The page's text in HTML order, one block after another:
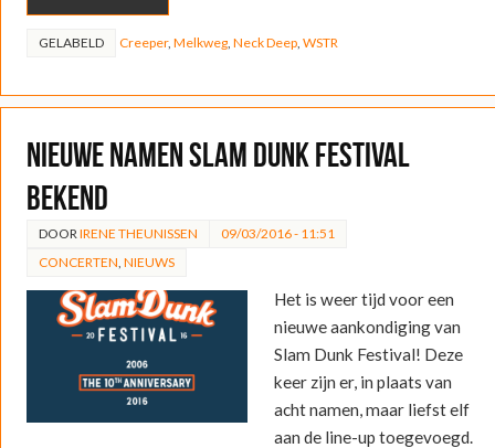
GELABELD Creeper, Melkweg, Neck Deep, WSTR
Nieuwe namen Slam Dunk Festival
bekend
DOOR IRENE THEUNISSEN
09/03/2016 - 11:51
CONCERTEN NIEUWS
Het is weer tijd voor een
nieuwe aankondiging van
Slam Dunk Festival! Deze
keer zijn er, in plaats van
acht namen, maar liefst elf
aan de line-up toegevoegd.